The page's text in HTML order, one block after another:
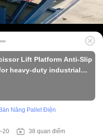
Lift Platform Anti-Slip
heavy-duty industrial
Bàn Nâng Pallet Điện
20 38 quan điểm